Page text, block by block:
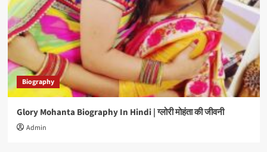
Biography
Glory Mohanta Biography In Hindi | ग्लोरी मोहंता की जीवनी
Admin